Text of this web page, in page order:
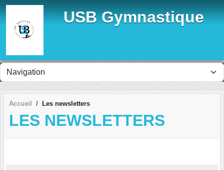
USB Gymnastique
Accueil Les newsletters
LES NEWSLETTERS
Panneau de gestion des cookies